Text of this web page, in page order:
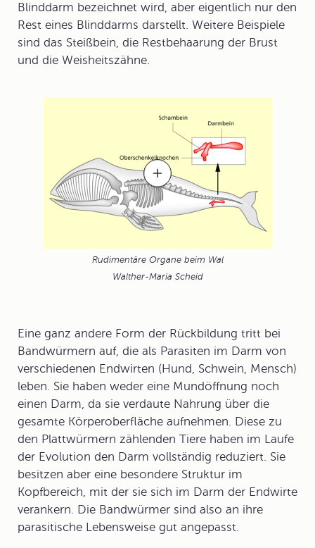
Blinddarm bezeichnet wird, aber eigentlich nur den
Rest eines Blinddarms darstellt. Weitere Beispiele
sind das Steißbein, die Restbehaarung der Brust
und die Weisheitszähne.
Rudimentäre Organe beim Wal
Walther-Maria Scheid
Eine ganz andere Form der Rückbildung tritt bei
Bandwürmern auf, die als Parasiten im Darm von
verschiedenen Endwirten (Hund, Schwein, Mensch)
leben. Sie haben weder eine Mundöffnung noch
einen Darm, da sie verdaute Nahrung über die
gesamte Körperoberfläche aufnehmen. Diese zu
den Plattwürmern zählenden Tiere haben im Laufe
der Evolution den Darm vollständig reduziert. Sie
besitzen aber eine besondere Struktur im
Kopfbereich, mit der sie sich im Darm der Endwirte
verankern. Die Bandwürmer sind also an ihre
parasitische Lebensweise gut angepasst.